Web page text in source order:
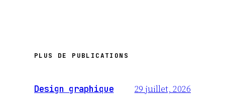
PLUS DE PUBLICATIONS
Design graphique 29 juillet, 2026